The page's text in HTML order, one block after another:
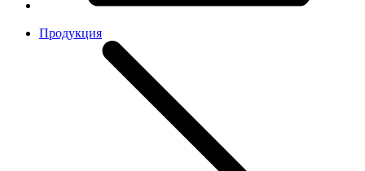
Продукция